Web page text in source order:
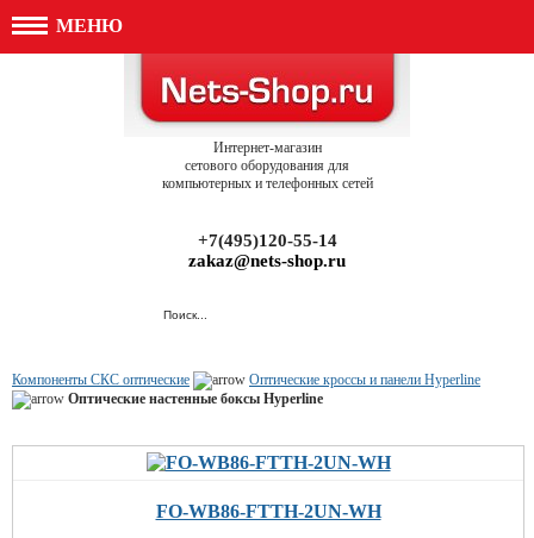
МЕНЮ
Интернет-магазин
сетового оборудования для
компьютерных и телефонных сетей
+7(495)120-55-14
zakaz@nets-shop.ru
Компоненты СКС оптические
Оптические кроссы и панели Hyperline
Оптические настенные боксы Hyperline
FO-WB86-FTTH-2UN-WH